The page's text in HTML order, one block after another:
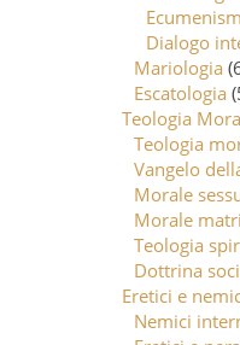
Dialogo
Mariologia
Escatologia
Teologia
Teologia
Vangelo
Morale
Morale
Teologia
Dottrina
Eretici e
Nemici